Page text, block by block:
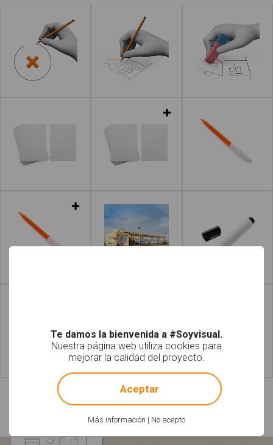
Leer más Leer más
Láminas relacionadas
Te damos la bienvenida a #Soyvisual.
Nuestra página web utiliza cookies para
mejorar la calidad del proyecto.
Más información | No acepto
! Not valid!
Aceptar